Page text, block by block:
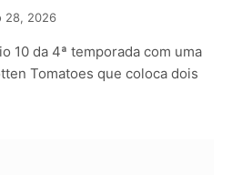
28, 2026
10 da 4ª temporada com uma
Tomatoes que coloca dois